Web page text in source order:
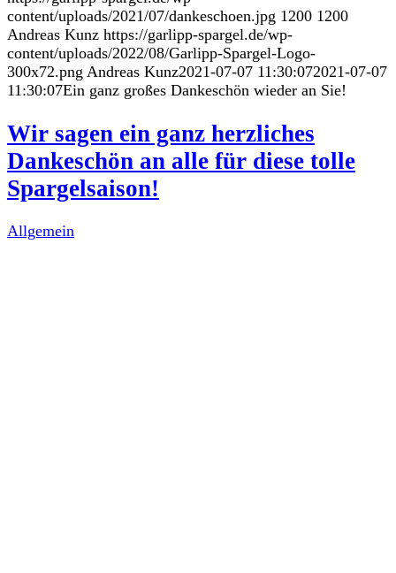
content/uploads/2021/07/dankeschoen.jpg 1200 1200
Andreas Kunz https://garlipp-spargel.de/wp-
content/uploads/2022/08/Garlipp-Spargel-Logo-
300x72.png Andreas Kunz2021-07-07 11:30:072021-07-07
11:30:07Ein ganz großes Dankeschön wieder an Sie!
Wir sagen ein ganz herzliches
Dankeschön an alle für diese tolle
Spargelsaison!
Allgemein